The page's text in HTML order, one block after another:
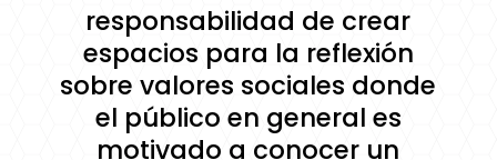
responsabilidad de crear
espacios para la reflexión
sobre valores sociales donde
el público en general es
motivado a conocer un